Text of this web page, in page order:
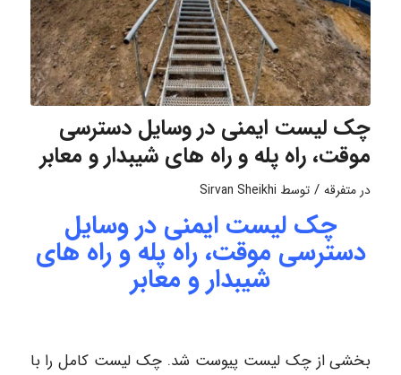
چک لیست ایمنی در وسایل دسترسی
موقت، راه پله و راه های شیبدار و معابر
در متفرقه / توسط Sirvan Sheikhi
چک لیست ایمنی در وسایل
دسترسی موقت، راه پله و راه های
شیبدار و معابر
بخشی از چک لیست پیوست شد. چک لیست کامل را با